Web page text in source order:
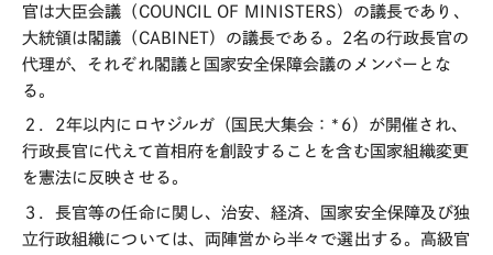
官は大臣会議（COUNCIL OF MINISTERS）の議長であり、
大統領は閣議（CABINET）の議長である。2名の行政長官の
代理が、それぞれ閣議と国家安全保障会議のメンバーとな
る。
２．2年以内にロヤジルガ（国民大集会：*6）が開催され、
行政長官に代えて首相府を創設することを含む国家組織変更
を憲法に反映させる。
３．長官等の任命に関し、治安、経済、国家安全保障及び独
立行政組織については、両陣営から半々で選出する。高級官